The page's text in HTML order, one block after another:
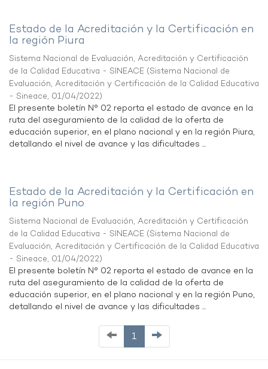
Estado de la Acreditación y la Certificación en
la región Piura
Sistema Nacional de Evaluación, Acreditación y Certificación
de la Calidad Educativa - SINEACE (Sistema Nacional de
Evaluación, Acreditación y Certificación de la Calidad Educativa
- Sineace, 01/04/2022)
El presente boletín N° 02 reporta el estado de avance en la
ruta del aseguramiento de la calidad de la oferta de
educación superior, en el plano nacional y en la región Piura,
detallando el nivel de avance y las dificultades ...
Estado de la Acreditación y la Certificación en
la región Puno
Sistema Nacional de Evaluación, Acreditación y Certificación
de la Calidad Educativa - SINEACE (Sistema Nacional de
Evaluación, Acreditación y Certificación de la Calidad Educativa
- Sineace, 01/04/2022)
El presente boletín N° 02 reporta el estado de avance en la
ruta del aseguramiento de la calidad de la oferta de
educación superior, en el plano nacional y en la región Puno,
detallando el nivel de avance y las dificultades ...
1